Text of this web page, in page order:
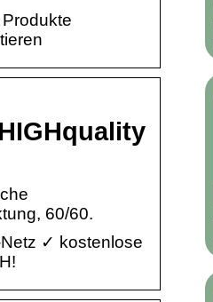
60/60.
✓ kostenlose